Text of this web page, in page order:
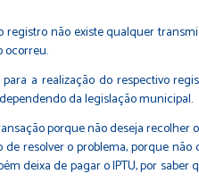
registro não existe qualquer
ocorreu.
a realização do respectivo
da legislação municipal.
porque não deseja recolher o
resolver o problema, porque
deixa de pagar o IPTU, por saber